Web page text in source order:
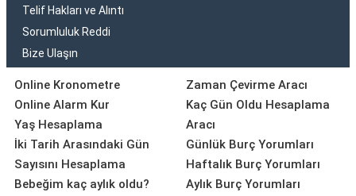
Telif Hakları ve Alıntı
Sorumluluk Reddi
Bize Ulaşın
Online Kronometre
Online Alarm Kur
Yaş Hesaplama
İki Tarih Arasındaki Gün
Sayısını Hesaplama
Bebeğim kaç aylık oldu?
Zaman Çevirme Aracı
Kaç Gün Oldu Hesaplama
Aracı
Günlük Burç Yorumları
Haftalık Burç Yorumları
Aylık Burç Yorumları